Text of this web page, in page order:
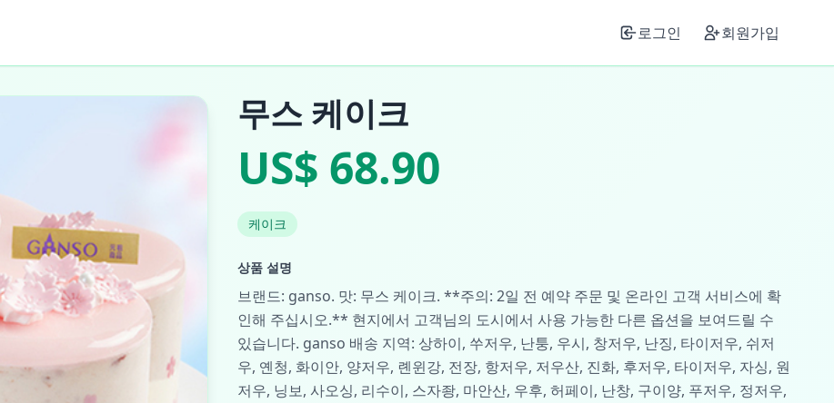
로그인 회원가입
무스 케이크
US$ 68.90
케이크
상품 설명
브랜드: ganso. 맛: 무스 케이크. **주의: 2일 전 예약 주문 및 온라인 고객 서비스에 확
인해 주십시오.** 현지에서 고객님의 도시에서 사용 가능한 다른 옵션을 보여드릴 수
있습니다. ganso 배송 지역: 상하이, 쑤저우, 난퉁, 우시, 창저우, 난징, 타이저우, 쉬저
우, 옌청, 화이안, 양저우, 롄윈강, 전장, 항저우, 저우산, 진화, 후저우, 타이저우, 자싱, 원
저우, 닝보, 사오싱, 리수이, 스자좡, 마안산, 우후, 허페이, 난창, 구이양, 푸저우, 정저우,